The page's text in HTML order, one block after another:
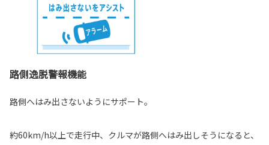
路側逸脱警報機能
路側へはみ出さないようにサポート。
約60km/h以上で走行中、クルマが路側へはみ出しそうになると、